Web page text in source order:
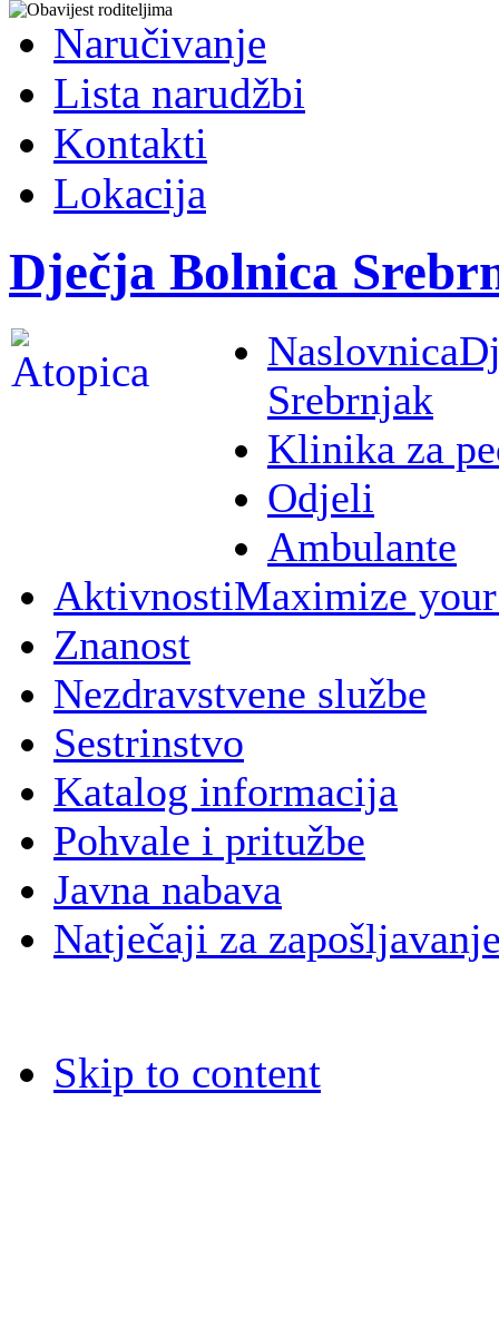
Naručivanje
Lista narudžbi
Kontakti
Lokacija
Dječja Bolnica
Naslovnica
Srebrnjak
Klinika za
Odjeli
Ambulante
AktivnostiMaximize
Znanost
Nezdravstvene službe
Sestrinstvo
Katalog informacija
Pohvale i pritužbe
Javna nabava
Natječaji za
Skip to content